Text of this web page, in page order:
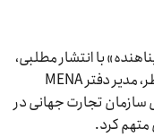
پناهنده» با انتشار مطلبی،
«رمی روحانی» (رئیس محفل ملی بهائیان قطر، مدیر دفتر MENA
سازمان تجارت جهانی در
متهم کرد.